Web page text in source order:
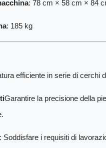
: 78 cm × 58 cm × 84
: 185 kg
efficiente in serie di cerchi
Garantire la precisione della
: Soddisfare i requisiti di